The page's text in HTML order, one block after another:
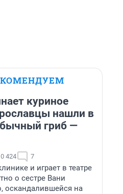
куриное
нашли в
гриб —
424 7
и играет в театре
о сестре Вани
оскандалившейся на